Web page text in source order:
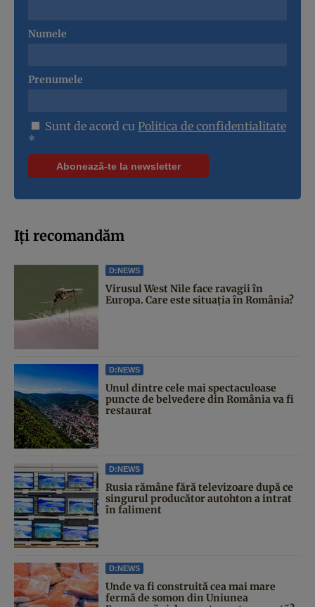
Numele
Prenumele
Sunt de acord cu Politica de confidentialitate
*
Iți recomandăm
D:NEWS
Virusul West Nile face ravagii în
Europa. Care este situația în România?
D:NEWS
Unul dintre cele mai spectaculoase
puncte de belvedere din România va fi
restaurat
D:NEWS
Rusia rămâne fără televizoare după ce
singurul producător autohton a intrat
în faliment
D:NEWS
Unde va fi construită cea mai mare
fermă de somon din Uniunea